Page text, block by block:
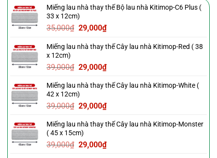
Miếng lau nhà thay thế Bộ lau nhà Kitimop-C6 Plus (
33 x 12cm)
35,000₫ Giá
là:
29,000₫Giá
tại
29,000₫.
Miếng lau nhà thay thế Cây lau nhà Kitimop-Red ( 38
x 12cm)
39,000₫ Giá
là:
39,000₫.
29,000₫Giá
tại
29,000₫.
Miếng lau nhà thay thế Cây lau nhà Kitimop-White (
42 x 12cm)
39,000₫ Giá
là:
39,000₫.
29,000₫Giá
tại
29,000₫.
Miếng lau nhà thay thế Cây lau nhà Kitimop-Monster
( 45 x 15cm)
39,000₫ Giá
29,000₫Giá